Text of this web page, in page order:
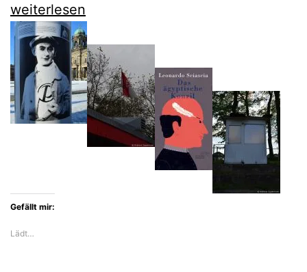
Der
Rienzi
der
Deutschen
Oper
besticht
weiterlesen
Gefällt mir:
Lädt…